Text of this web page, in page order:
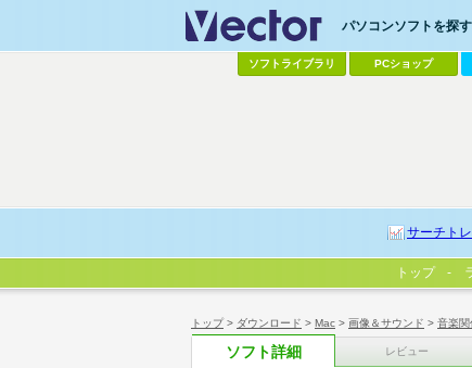
トップ> ダウンロード > Mac > 画像＆サウンド > 音楽関
ソフト詳細 レビュー
パソコンソフトを探
ソフトライブラリ PCショップ
サーチトレ
トップ